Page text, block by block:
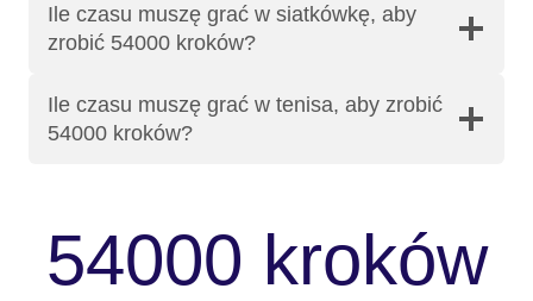
Ile czasu muszę grać w siatkówkę, aby
zrobić 54000 kroków?
Ile czasu muszę grać w tenisa, aby zrobić
54000 kroków?
54000 kroków